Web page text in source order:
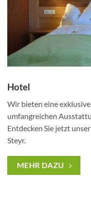
Hotel
Wir bieten eine
umfangreichen
Entdecken Sie jetzt
Steyr.
MEHR DAZU